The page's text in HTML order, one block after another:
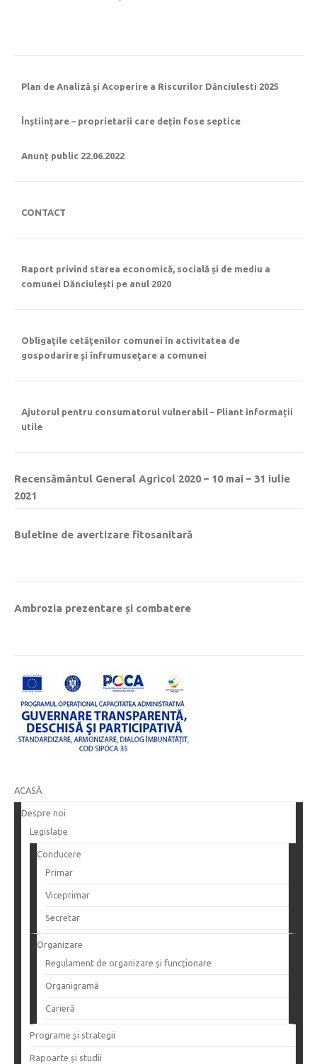
Plan de Analiză și Acoperire a Riscurilor Dănciulesti 2025
Înștiințare – proprietarii care dețin fose septice
Anunț public 22.06.2022
CONTACT
Raport privind starea economică, socială și de mediu a
comunei Dănciulești pe anul 2020
Obligaţile cetăţenilor comunei în activitatea de
gospodarire şi înfrumuseţare a comunei
Ajutorul pentru consumatorul vulnerabil – Pliant informații
utile
Recensământul General Agricol 2020 – 10 mai – 31 iulie
2021
Buletine de avertizare fitosanitară
Ambrozia prezentare și combatere
ACASĂ
Despre noi
Legislație
Conducere
Primar
Viceprimar
Secretar
Organizare
Regulament de organizare și funcționare
Organigramă
Carieră
Programe și strategii
Rapoarte și studii